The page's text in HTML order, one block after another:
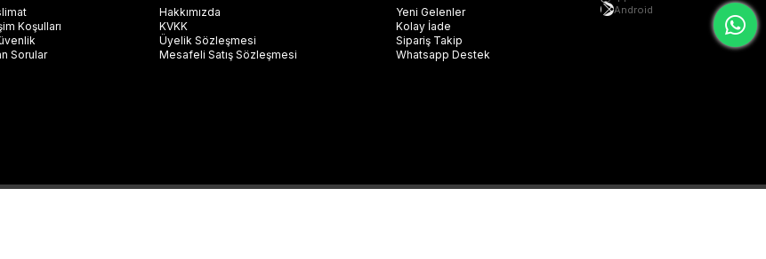
Koşulları
Sorular
Hakkımızda
KVKK
Üyelik Sözleşmesi
Mesafeli Satış Sözleşmesi
Yeni Gelenler
Kolay İade
Sipariş Takip
Whatsapp Destek
Android